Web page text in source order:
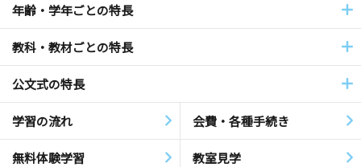
年齢・学年ごとの特長
教科・教材ごとの特長
公文式の特長
学習の流れ 会費・各種手続き
無料体験学習 教室見学